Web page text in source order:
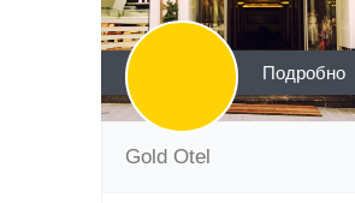
Подробно
Gold Otel